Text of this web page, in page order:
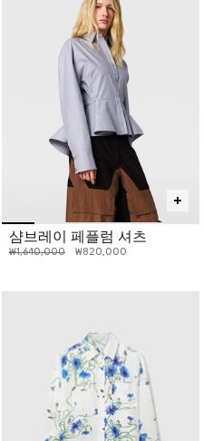
샴브레이 페플럼 셔츠
인하 전 가격:
₩1,640,000인하된 가격:
₩820,000